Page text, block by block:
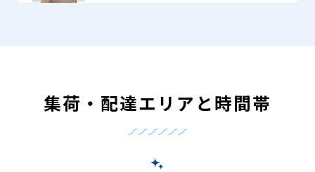
集荷・配達エリアと時間帯